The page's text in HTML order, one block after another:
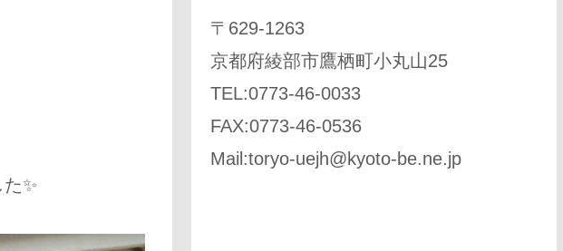
✨
〒629-1263
京都府綾部市鷹栖町小丸山25
TEL:0773-46-0033
FAX:0773-46-0536
Mail:toryo-uejh@kyoto-be.ne.jp